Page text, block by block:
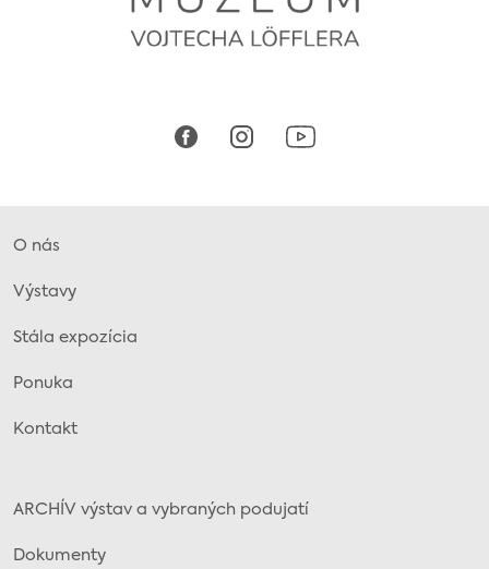
O nás
Výstavy
Stála expozícia
Ponuka
Kontakt
ARCHÍV výstav a vybraných podujatí
Dokumenty